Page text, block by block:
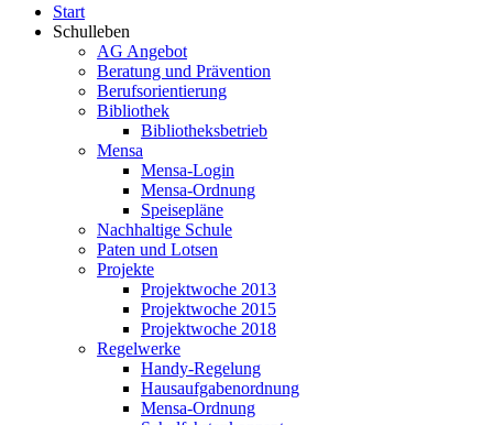
Start
Schulleben
AG Angebot
Beratung und Prävention
Berufsorientierung
Bibliothek
Bibliotheksbetrieb
Mensa
Mensa-Login
Mensa-Ordnung
Speisepläne
Nachhaltige Schule
Paten und Lotsen
Projekte
Projektwoche 2013
Projektwoche 2015
Projektwoche 2018
Regelwerke
Handy-Regelung
Hausaufgabenordnung
Mensa-Ordnung